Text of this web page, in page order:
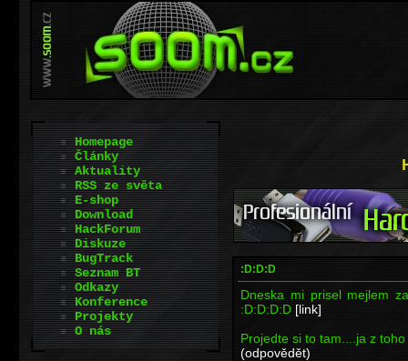
:D:D:D
Dneska mi prisel mejlem
:D:D:D:D [link]
Projedte si to tam....ja z
(odpovědět)
Homepage
Články
Aktuality
RSS ze světa
E-shop
Download
HackForum
Diskuze
BugTrack
Seznam BT
Odkazy
Konference
Projekty
O nás